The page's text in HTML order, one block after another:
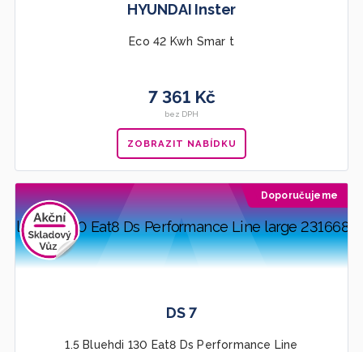
HYUNDAI Inster
Eco 42 Kwh Smar t
7 361 Kč
bez DPH
ZOBRAZIT NABÍDKU
Doporučujeme
DS 7
1.5 Bluehdi 130 Eat8 Ds Performance Line